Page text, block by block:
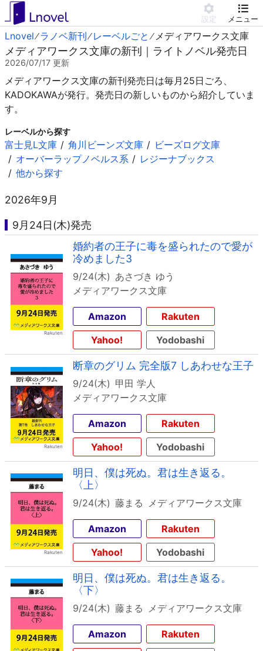
設定 メニュー
Lnovel ラノベ新刊 レーベルごと メディアワークス文庫
メディアワークス文庫の新刊｜ライトノベル発売日
2026/07/17 更新
メディアワークス文庫の新刊発売日は毎月25日ごろ、
KADOKAWAが発行。発売日の新しいものから紹介していま
す。
レーベルから探す
富士見L文庫 角川ビーンズ文庫
ビーズログ文庫
オーバーラップノベルス系
レジーナブックス
他から探す
2026年9月
9月24日(木)発売
婚約者の王子に毒を盛られたので愛が
冷めました3
9/24(木) あさづき ゆう
メディアワークス文庫
Amazon
Rakuten
Yahoo!
Yodobashi
断章のグリム 完全版7 しあわせな王子
9/24(木) 甲田 学人
メディアワークス文庫
Amazon
Rakuten
Yahoo!
Yodobashi
明日、僕は死ぬ。君は生き返る。
〈上〉
9/24(木) 藤まる メディアワークス文庫
Amazon
Rakuten
Yahoo!
Yodobashi
明日、僕は死ぬ。君は生き返る。
〈下〉
9/24(木) 藤まる メディアワークス文庫
Amazon
Rakuten